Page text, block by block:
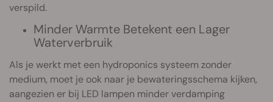
verspild.
Minder Warmte Betekent een Lager
Waterverbruik
Als je werkt met een hydroponics systeem zonder
medium, moet je ook naar je bewateringsschema kijken,
aangezien er bij LED lampen minder verdamping